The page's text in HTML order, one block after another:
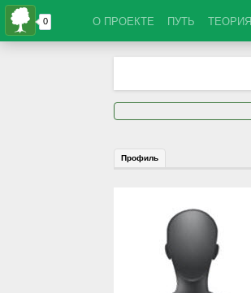
О ПРОЕКТЕ ПУТЬ ТЕОРИЯ
Профиль